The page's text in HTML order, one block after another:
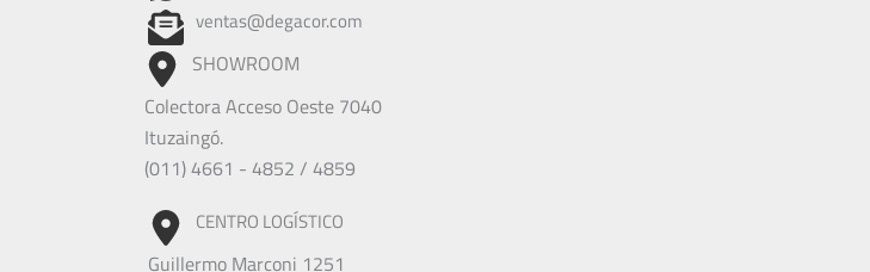
ventas@degacor.com
SHOWROOM
Colectora Acceso Oeste 7040
Ituzaingó.
(011) 4661 - 4852 / 4859
CENTRO LOGÍSTICO
Guillermo Marconi 1251